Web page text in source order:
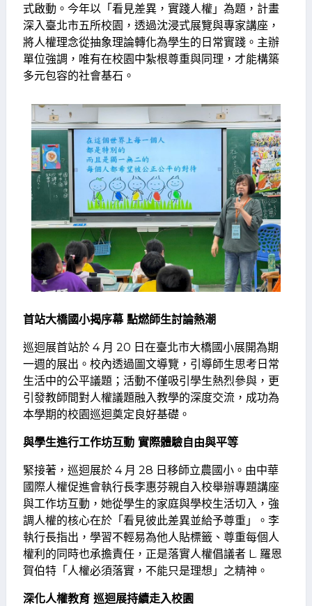
式啟動。今年以「看見差異，實踐人權」為題，計畫
深入臺北市五所校園，透過沈浸式展覽與專家講座，
將人權理念從抽象理論轉化為學生的日常實踐。主辦
單位強調，唯有在校園中紮根尊重與同理，才能構築
多元包容的社會基石。
首站大橋國小揭序幕 點燃師生討論熱潮
巡迴展首站於 4 月 20 日在臺北市大橋國小展開為期
一週的展出。校內透過圖文導覽，引導師生思考日常
生活中的公平議題；活動不僅吸引學生熱烈參與，更
引發教師間對人權議題融入教學的深度交流，成功為
本學期的校園巡迴奠定良好基礎。
與學生進行工作坊互動 實際體驗自由與平等
緊接著，巡迴展於 4 月 28 日移師立農國小。由中華
國際人權促進會執行長李惠芬親自入校舉辦專題講座
與工作坊互動，她從學生的家庭與學校生活切入，強
調人權的核心在於「看見彼此差異並給予尊重」。李
執行長指出，學習不輕易為他人貼標籤、尊重每個人
權利的同時也承擔責任，正是落實人權倡議者 L. 羅恩
賀伯特「人權必須落實，不能只是理想」之精神。
深化人權教育 巡迴展持續走入校園